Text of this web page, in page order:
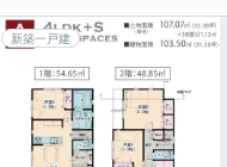
新築一戸建